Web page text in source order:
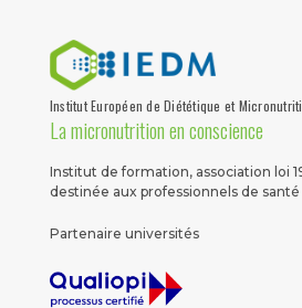
Institut Européen de Diététique et
La micronutrition en conscience
Institut de formation, association loi
destinée aux professionnels de santé
Partenaire universités